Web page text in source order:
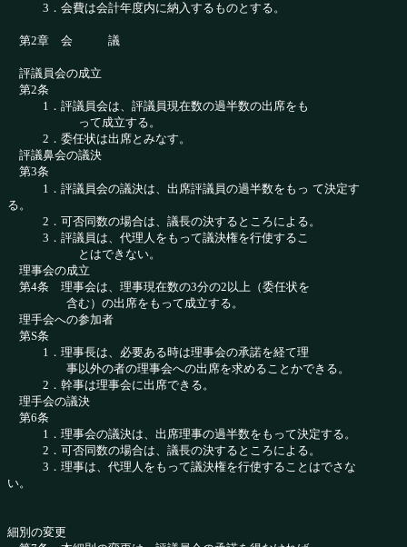
3．会費は会計年度内に納入するものとする。
第2章 会 議
評議員会の成立
第2条
1．評議員会は、評議員現在数の過半数の出席をも
って成立する。
2．委任状は出席とみなす。
評議鼻会の議決
第3条
1．評議員会の議決は、出席評議員の過半数をもっ て決定す
る。
2．可否同数の場合は、議長の決するところによる。
3．評議員は、代理人をもって議決権を行使するこ
とはできない。
理事会の成立
第4条 理事会は、理事現在数の3分の2以上（委任状を
含む）の出席をもって成立する。
理手会への参加者
第S条
1．理事長は、必要ある時は理事会の承諾を経て理
事以外の者の理事会への出席を求めることかできる。
2．幹事は理事会に出席できる。
理手会の議決
第6条
1．理事会の議決は、出席理事の過半数をもって決定する。
2．可否同数の場合は、議長の決するところによる。
3．理事は、代理人をもって議決権を行使すること はでさな
い。
細別の変更